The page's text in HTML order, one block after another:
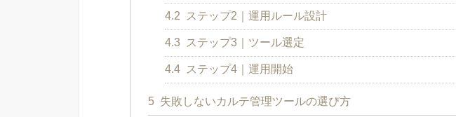
4.2 ステップ2｜運用ルール設計
4.3 ステップ3｜ツール選定
4.4 ステップ4｜運用開始
5 失敗しないカルテ管理ツールの選び方